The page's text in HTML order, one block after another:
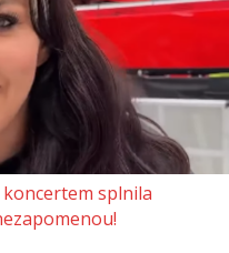
koncertem splnila